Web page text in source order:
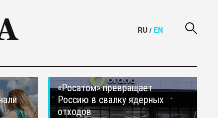
RU / EN
«Росатом» превращает
Россию в свалку ядерных
отходов